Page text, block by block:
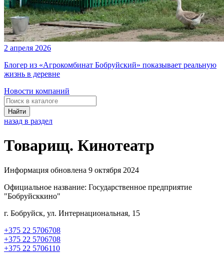
2 апреля 2026
Блогер из «Агрокомбинат Бобруйский» показывает реальную
жизнь в деревне
Новости компаний
Найти
назад в раздел
Товарищ. Кинотеатр
Информация обновлена 9 октября 2024
Официальное название: Государственное предприятие
"Бобруйсккино"
г. Бобруйск, ул. Интернациональная, 15
+375 22 5706708
+375 22 5706708
+375 22 5706110